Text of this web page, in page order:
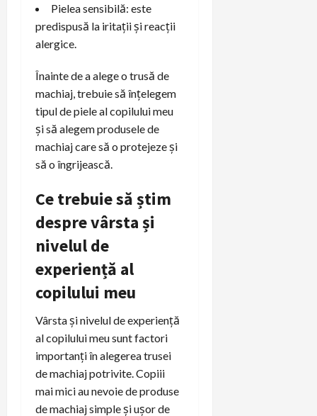
Pielea sensibilă: este
predispusă la iritații și reacții
alergice.
Înainte de a alege o trusă de
machiaj, trebuie să înțelegem
tipul de piele al copilului meu
și să alegem produsele de
machiaj care să o protejeze și
să o îngrijească.
Ce trebuie să știm
despre vârsta și
nivelul de
experiență al
copilului meu
Vârsta și nivelul de experiență
al copilului meu sunt factori
importanți în alegerea trusei
de machiaj potrivite. Copiii
mai mici au nevoie de produse
de machiaj simple și ușor de